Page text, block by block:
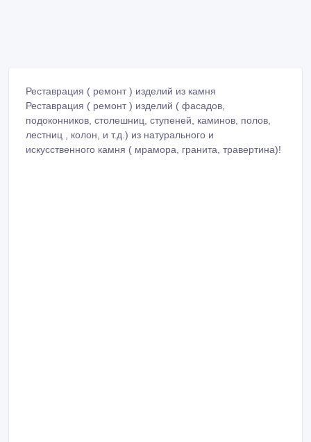
Реставрация ( ремонт ) изделий из камня
Реставрация ( ремонт ) изделий ( фасадов,
подоконников, столешниц, ступеней, каминов, полов,
лестниц , колон, и т.д.) из натурального и
искусственного камня ( мрамора, гранита, травертина)!